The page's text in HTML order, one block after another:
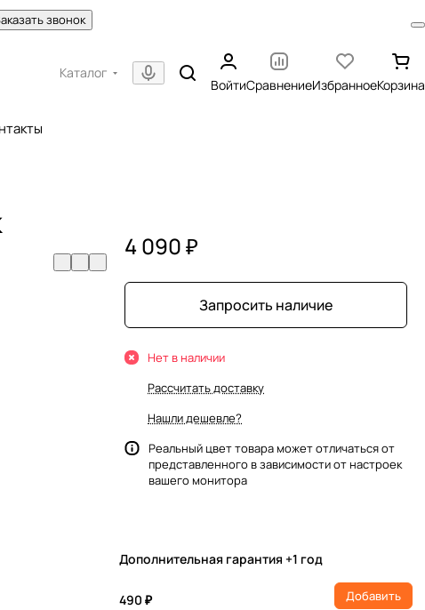
звонок
Каталог
ВойтиСравнениеИзбранноеКорзина
4 090 ₽
Запросить наличие
Нет в наличии
Рассчитать доставку
Нашли дешевле?
Реальный цвет товара может отличаться от
представленного в зависимости от настроек
вашего монитора
Дополнительная гарантия +1 год
490 ₽ Добавить